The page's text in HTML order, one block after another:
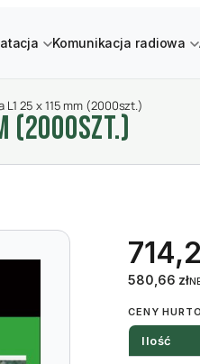
Komunikacja radiowa
L1 25 x 115 mm (2000szt.)
(2000SZT.)
580,66 zł
CENY
Ilość